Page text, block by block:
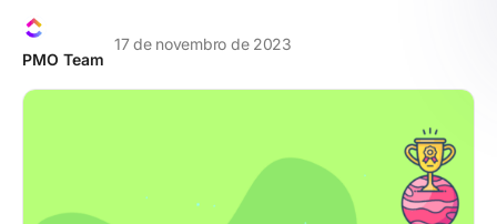
PMO Team
17 de novembro de 2023